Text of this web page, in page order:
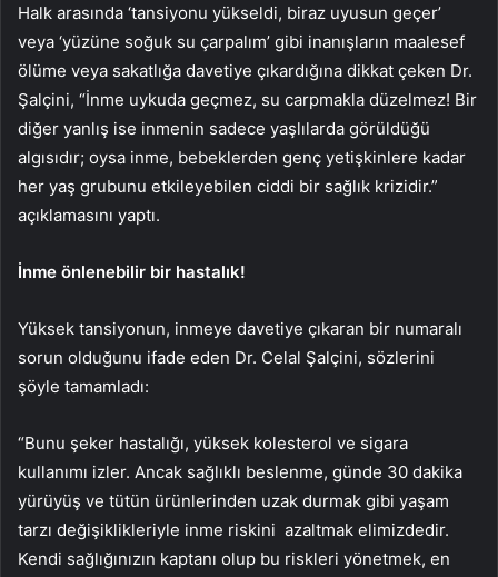
Halk arasında ‘tansiyonu yükseldi, biraz uyusun geçer’
veya ‘yüzüne soğuk su çarpalım’ gibi inanışların maalesef
ölüme veya sakatlığa davetiye çıkardığına dikkat çeken Dr.
Şalçini, “İnme uykuda geçmez, su carpmakla düzelmez! Bir
diğer yanlış ise inmenin sadece yaşlılarda görüldüğü
algısıdır; oysa inme, bebeklerden genç yetişkinlere kadar
her yaş grubunu etkileyebilen ciddi bir sağlık krizidir.”
açıklamasını yaptı.
İnme önlenebilir bir hastalık!
Yüksek tansiyonun, inmeye davetiye çıkaran bir numaralı
sorun olduğunu ifade eden Dr. Celal Şalçini, sözlerini
şöyle tamamladı:
“Bunu şeker hastalığı, yüksek kolesterol ve sigara
kullanımı izler. Ancak sağlıklı beslenme, günde 30 dakika
yürüyüş ve tütün ürünlerinden uzak durmak gibi yaşam
tarzı değişiklikleriyle inme riskini azaltmak elimizdedir.
Kendi sağlığınızın kaptanı olup bu riskleri yönetmek, en